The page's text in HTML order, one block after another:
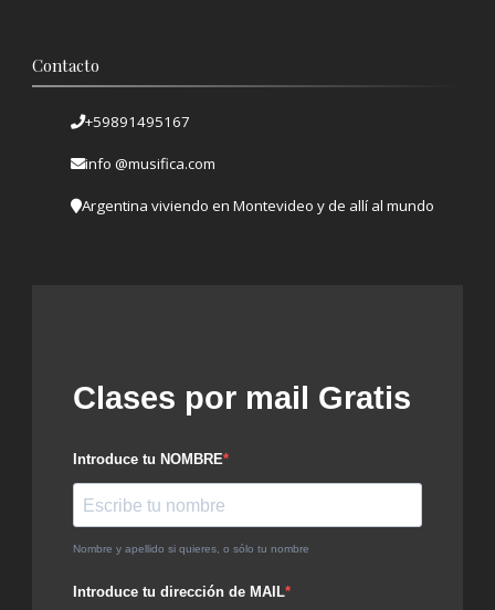
Contacto
+59891495167
info @musifica.com
Argentina viviendo en Montevideo y de allí al mundo